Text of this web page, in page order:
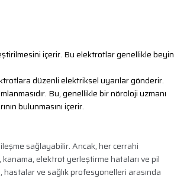
içerir. Bu elektrotlar genellikle beyin
düzenli elektriksel uyarılar gönderir.
Bu, genellikle bir nöroloji uzmanı
bulunmasını içerir.
sağlayabilir. Ancak, her cerrahi
kanama, elektrot yerleştirme hataları ve pil
ve sağlık profesyonelleri arasında